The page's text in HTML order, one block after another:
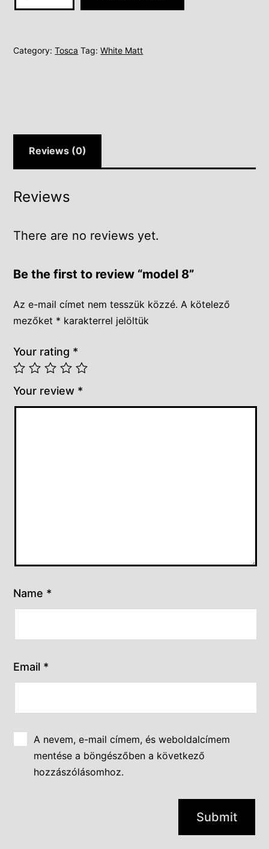
Category:Tosca Tag:White Matt
Reviews (0)
Reviews
There are no reviews yet.
Be the first to review “model 8”
Az e-mail címet nem tesszük közzé. A kötelező
mezőket * karakterrel jelöltük
Your rating *
Your review *
Name *
Email *
A nevem, e-mail címem, és weboldalcímem
mentése a böngészőben a következő
hozzászólásomhoz.